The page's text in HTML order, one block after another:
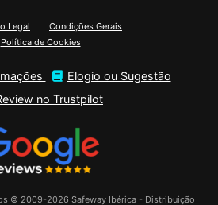
Legal
Condições Gerais
Política de Cookies
Elogio ou Sugestão
no Trustpilot
© 2009-2026 Safeway Ibérica - Distribuição